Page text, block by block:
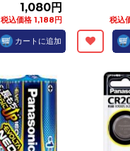
1,080円
税込価格 1,188円
カートに追加
税込